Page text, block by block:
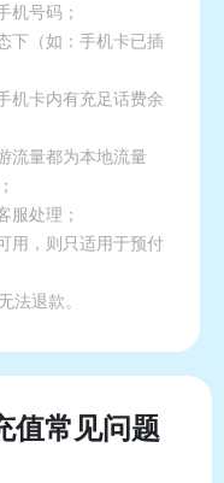
机号码；
下（如：手机卡已插
机卡内有充足话费余
流量都为本地流量
服处理；
用，则只适用于预付
法退款。
值常见问题